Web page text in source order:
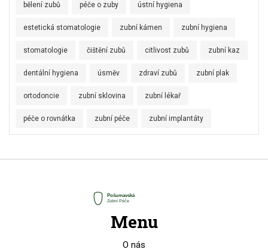
bělení zubů péče o zuby ústní hygiena
estetická stomatologie zubní kámen zubní hygiena
stomatologie čištění zubů citlivost zubů zubní kaz
dentální hygiena úsměv zdraví zubů zubní plak
ortodoncie zubní sklovina zubní lékař
péče o rovnátka zubní péče zubní implantáty
Menu
O nás